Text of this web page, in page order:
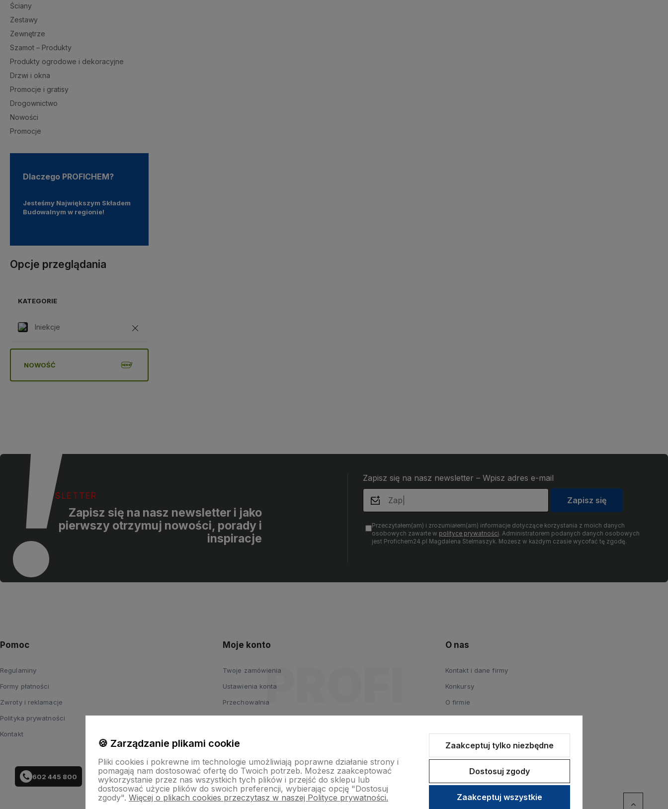
602 445 800
Ściany
Zestawy
Zewnętrze
Szamot – Produkty
Produkty ogrodowe i dekoracyjne
Drzwi i okna
Promocje i gratisy
Drogownictwo
Nowości
Promocje
Dlaczego PROFICHEM?
Jesteśmy Największym Składem
Budowalnym w regionie!
Opcje przeglądania
KATEGORIE
Iniekcje
NOWOŚĆ
NEWSLETTER
Zapisz się na nasz newsletter i jako
pierwszy otrzymuj nowości, porady i
inspiracje
Zapisz się na nasz newsletter – Wpisz adres e-mail
Zapisz się
Przeczytałem(am) i zrozumiałem(am) informacje dotyczące korzystania z moich danych
osobowych zawarte w polityce prywatności. Administratorem podanych danych osobowych
jest Profichem24.pl Magdalena Stelmaszyk. Możesz w każdym czasie wycofać tę zgodę.
Pomoc
Regulaminy
Formy płatności
Zwroty i reklamacje
Polityka prywatności
Kontakt
Moje konto
Twoje zamówienia
Ustawienia konta
Przechowalnia
O nas
Kontakt i dane firmy
Konkursy
O firmie
🍪 Zarządzanie plikami cookie
Pliki cookies i pokrewne im technologie umożliwiają poprawne działanie strony i
pomagają nam dostosować ofertę do Twoich potrzeb. Możesz zaakceptować
wykorzystanie przez nas wszystkich tych plików i przejść do sklepu lub
dostosować użycie plików do swoich preferencji, wybierając opcję "Dostosuj
zgody". Więcej o plikach cookies przeczytasz w naszej Polityce prywatności.
Zaakceptuj tylko niezbędne
Dostosuj zgody
Zaakceptuj wszystkie